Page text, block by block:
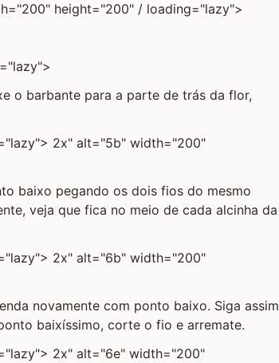
height="200" / loading="lazy">
o barbante para a parte de trás da flor,
2x" alt="5b" width="200"
baixo pegando os dois fios do mesmo
veja que fica no meio de cada alcinha da
2x" alt="6b" width="200"
novamente com ponto baixo. Siga assim
baixíssimo, corte o fio e arremate.
2x" alt="6e" width="200"